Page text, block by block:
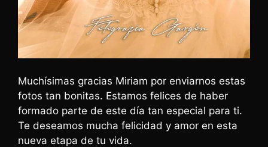
Muchísimas gracias Miriam por enviarnos estas
fotos tan bonitas. Estamos felices de haber
formado parte de este día tan especial para ti.
Te deseamos mucha felicidad y amor en esta
nueva etapa de tu vida.